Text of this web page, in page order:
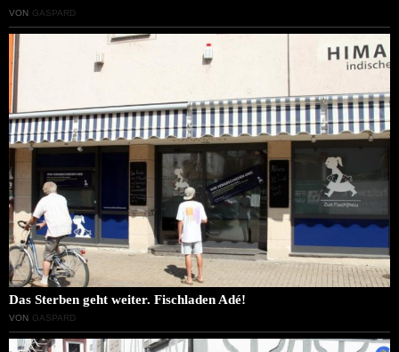
VON GASPARD
Das Sterben geht weiter. Fischladen Adé!
VON GASPARD